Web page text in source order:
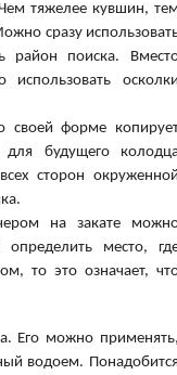
тяжелее кувшин,
сразу
район поиска.
форме
для будущего
сторон
на закате
определить место,
то это означает,
Его можно
водоем.